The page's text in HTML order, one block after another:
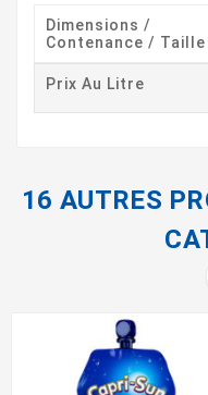
Dimensions /
Contenance / Taille
Prix Au Litre
16 AUTRES